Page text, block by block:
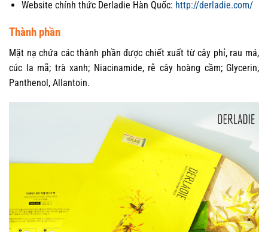
Website chính thức Derladie Hàn Quốc: http://derladie.com/
Thành phần
Mặt nạ chứa các thành phần được chiết xuất từ cây phỉ, rau má,
cúc la mã; trà xanh; Niacinamide, rễ cây hoàng cầm; Glycerin,
Panthenol, Allantoin.